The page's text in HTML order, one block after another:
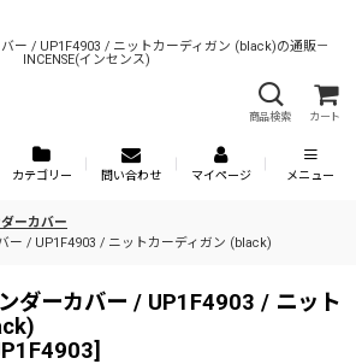
バー / UP1F4903 / ニットカーディガン (black)の通販－
INCENSE(インセンス)
商品検索 カート
カテゴリー 問い合わせ マイページ メニュー
ーカバー
ー / UP1F4903 / ニットカーディガン (black)
ンダーカバー / UP1F4903 / ニット
]